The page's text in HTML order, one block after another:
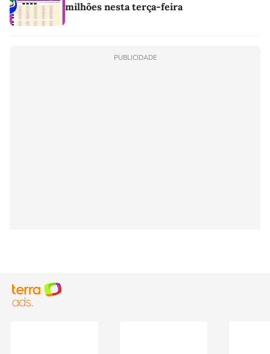
milhões nesta terça-feira
PUBLICIDADE